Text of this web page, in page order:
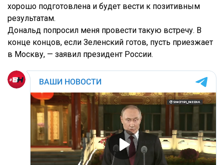
хорошо подготовлена и будет вести к позитивным
результатам.
Дональд попросил меня провести такую встречу. В
конце концов, если Зеленский готов, пусть приезжает
в Москву, — заявил президент России.